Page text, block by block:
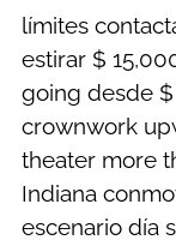
límites
estirar $
going desde
crownwork
theater more
Indiana
escenario día